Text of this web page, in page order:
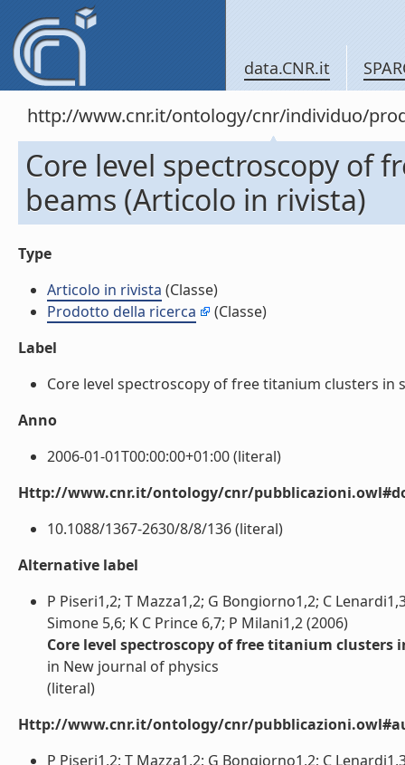
data.CNR.it
http://www.cnr.it/ontology/cnr/individuo/
Core level spectroscopy of
beams (Articolo in rivista)
Type
Articolo in rivista (Classe)
Prodotto della ricerca
(Classe)
Label
Core level spectroscopy of free titanium clusters in
Anno
2006-01-01T00:00:00+01:00 (literal)
Http://www.cnr.it/ontology/cnr/
10.1088/1367-2630/8/8/136 (literal)
Alternative label
P Piseri1,2; T Mazza1,2; G Bongiorno1,2; C
Simone 5,6; K C Prince 6,7; P Milani1,2 (2006)
Core level spectroscopy of free titanium clusters
in New journal of physics
(literal)
Http://www.cnr.it/ontology/cnr/
P Piseri1,2; T Mazza1,2; G Bongiorno1,2; C